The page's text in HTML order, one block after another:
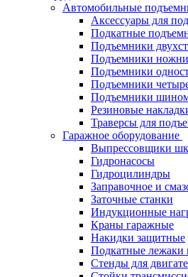
Автомобильные
Аксессуары для
Подкатные
Подъемники
Подъемники
Подъемники
Подъемники
Подъемники
Резиновые
Траверсы для
Гаражное оборудование
Выпрессовщики
Гидронасосы
Гидроцилиндры
Заправочное и
Заточные станки
Индукционные
Краны гаражные
Накидки защитные
Подкатные лежаки
Стенды для